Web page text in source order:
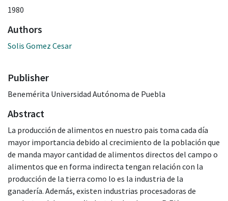
1980
Authors
Solis Gomez Cesar
Publisher
Benemérita Universidad Autónoma de Puebla
Abstract
La producción de alimentos en nuestro pais toma cada día
mayor importancia debido al crecimiento de la población que
de manda mayor cantidad de alimentos directos del campo o
alimentos que en forma indirecta tengan relación con la
producción de la tierra como lo es la industria de la
ganadería. Además, existen industrias procesadoras de